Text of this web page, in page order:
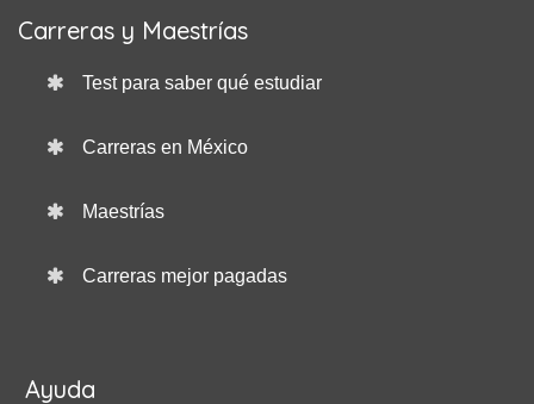
Carreras y Maestrías
Test para saber qué estudiar
Carreras en México
Maestrías
Carreras mejor pagadas
Ayuda